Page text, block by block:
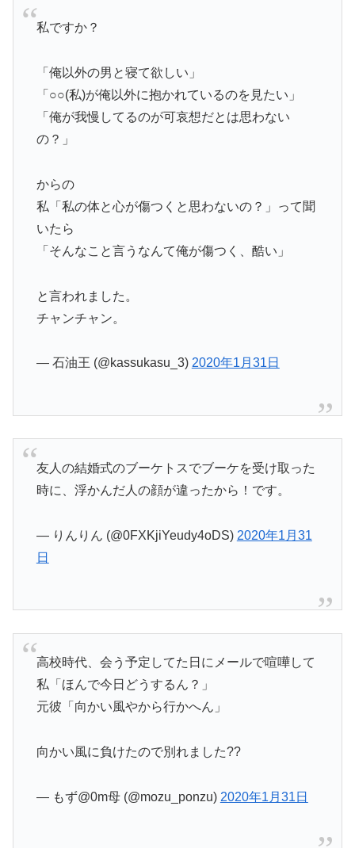
私ですか？
「俺以外の男と寝て欲しい」
「○○(私)が俺以外に抱かれているのを見たい」
「俺が我慢してるのが可哀想だとは思わない
の？」
からの
私「私の体と心が傷つくと思わないの？」って聞
いたら
「そんなこと言うなんて俺が傷つく、酷い」
と言われました。
チャンチャン。
— 石油王 (@kassukasu_3) 2020年1月31日
友人の結婚式のブーケトスでブーケを受け取った
時に、浮かんだ人の顔が違ったから！です。
— りんりん (@0FXKjiYeudy4oDS) 2020年1月31
日
高校時代、会う予定してた日にメールで喧嘩して
私「ほんで今日どうするん？」
元彼「向かい風やから行かへん」
向かい風に負けたので別れました??
— もず@0m母 (@mozu_ponzu) 2020年1月31日